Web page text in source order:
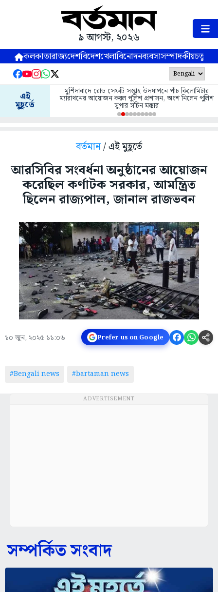
৯ আগস্ট, ২০২৬
কলকাতারাজ্যদেশবিদেশখেলাবিনোদনব্যবসাসম্পাদকীয়
এই
মুহূর্তে
মুর্শিদাবাদে রোড সেফটি সপ্তাহ উদযাপনে পাঁচ কিলোমিটার
ম্যারাথনের আয়োজন করল পুলিশ প্রশাসন, অংশ নিলেন পুলিশ
সুপার সচিন মক্কার
বর্তমান/ এই মুহূর্তে
আরসিবির সংবর্ধনা অনুষ্ঠানের আয়োজন
করেছিল কর্ণাটক সরকার, আমন্ত্রিত
ছিলেন রাজ্যপাল, জানাল রাজভবন
১০ জুন, ২০২৫ ১১:০৬ Prefer us on Google
#Bengali news #bartaman news
ADVERTISEMENT
সম্পর্কিত সংবাদ